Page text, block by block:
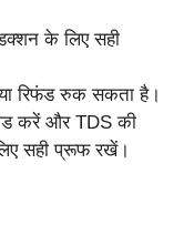
के लिए सही
रिफंड रुक सकता है।
करें और TDS की
सही प्रूफ रखें।